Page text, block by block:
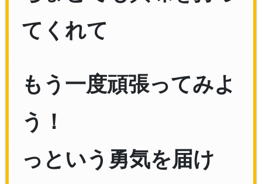
てくれて
もう一度頑張ってみよ
う！
っという勇気を届け